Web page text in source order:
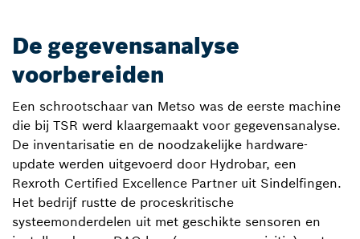
De gegevensanalyse
voorbereiden
Een schrootschaar van Metso was de eerste machine
die bij TSR werd klaargemaakt voor gegevensanalyse.
De inventarisatie en de noodzakelijke hardware-
update werden uitgevoerd door Hydrobar, een
Rexroth Certified Excellence Partner uit Sindelfingen.
Het bedrijf rustte de proceskritische
systeemonderdelen uit met geschikte sensoren en